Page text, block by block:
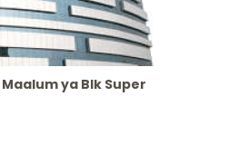
ya Blk Super